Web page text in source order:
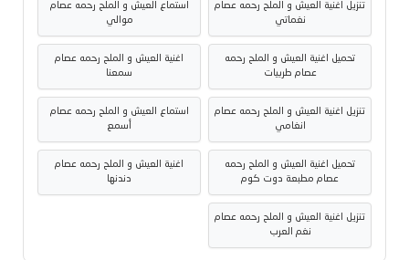
تنزيل اغنية العيش و الملح رحمه عصام
نغماتي
استماع العيش و الملح رحمه عصام
موالي
تحميل اغنية العيش و الملح رحمه
عصام طربيات
اغنية العيش و الملح رحمه عصام
سمعنا
تنزيل اغنية العيش و الملح رحمه عصام
انغامي
استماع العيش و الملح رحمه عصام
أسمع
تحميل اغنية العيش و الملح رحمه
عصام مطبعة دوت كوم
اغنية العيش و الملح رحمه عصام
دندنها
تنزيل اغنية العيش و الملح رحمه عصام
نغم العرب